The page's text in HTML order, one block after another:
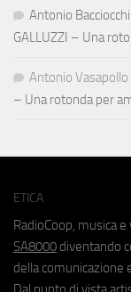
Antonio Bacciocchi
GALLUZZI – Una
Antonio Vasapollo
– Una rotonda per
ETICA
RadioCoop, musica
SA8000 diventando
della comunicazione